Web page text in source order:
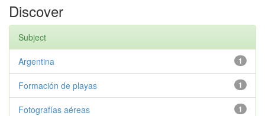
Discover
Subject
1
Argentina
1
Formación de playas
1
Fotografías aéreas